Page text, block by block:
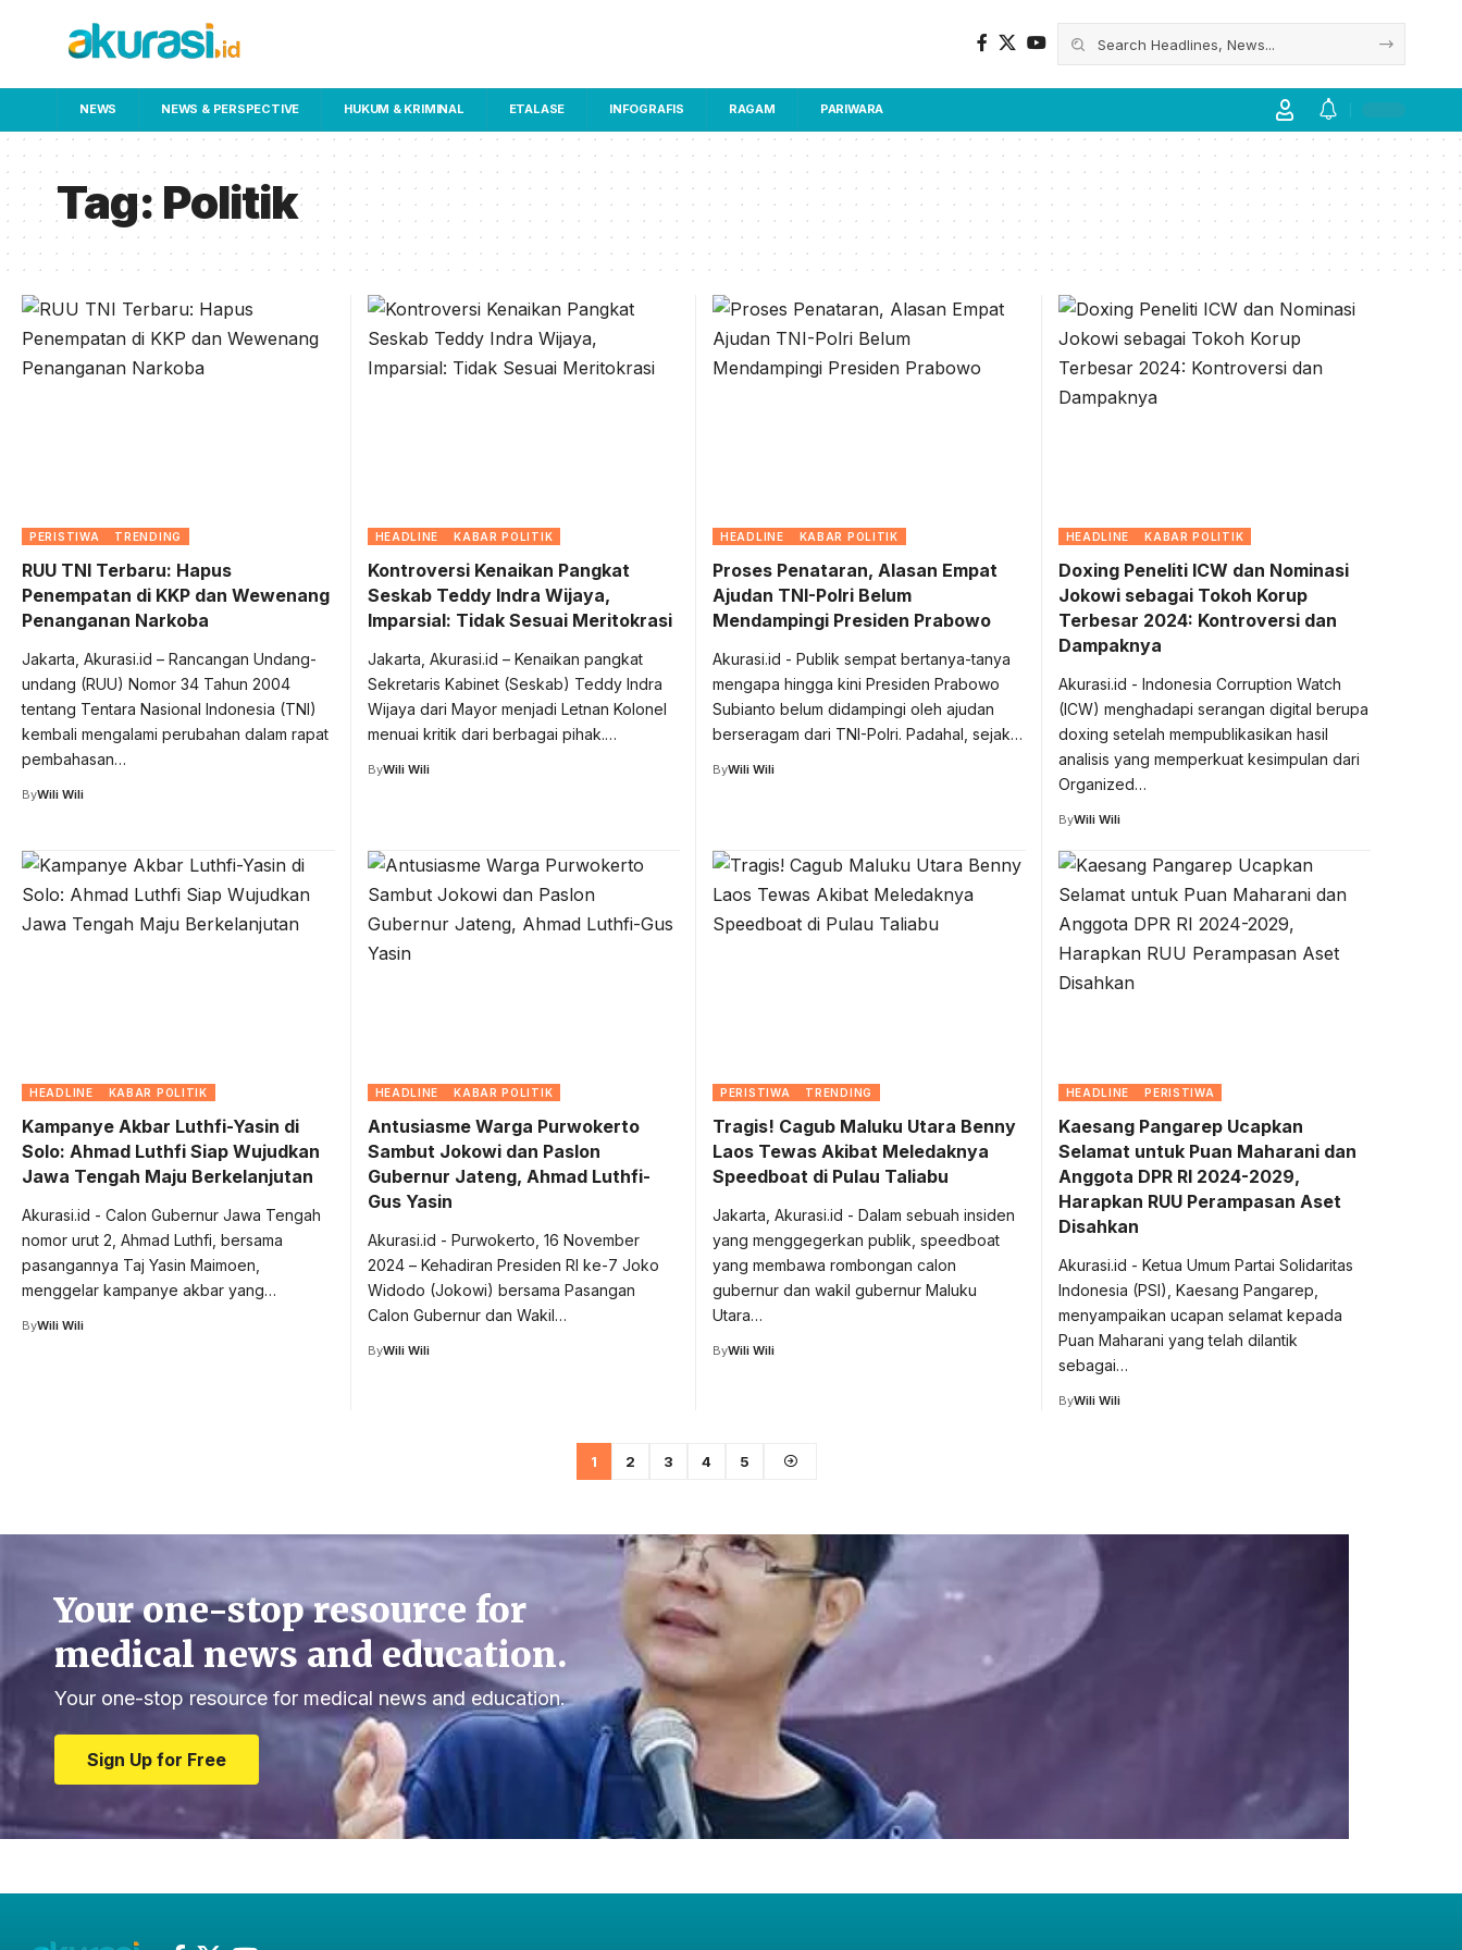
NEWS NEWS & PERSPECTIVE HUKUM & KRIMINAL ETALASE INFOGRAFIS RAGAM PARIWARA
Tag:Politik
PERISTIWA TRENDING
RUU TNI Terbaru: Hapus
Penempatan di KKP dan Wewenang
Penanganan Narkoba
Jakarta, Akurasi.id – Rancangan Undang-
undang (RUU) Nomor 34 Tahun 2004
tentang Tentara Nasional Indonesia (TNI)
kembali mengalami perubahan dalam rapat
pembahasan…
ByWili Wili
HEADLINE KABAR POLITIK
Kontroversi Kenaikan Pangkat
Seskab Teddy Indra Wijaya,
Imparsial: Tidak Sesuai Meritokrasi
Jakarta, Akurasi.id – Kenaikan pangkat
Sekretaris Kabinet (Seskab) Teddy Indra
Wijaya dari Mayor menjadi Letnan Kolonel
menuai kritik dari berbagai pihak.…
ByWili Wili
HEADLINE KABAR POLITIK
Proses Penataran, Alasan Empat
Ajudan TNI-Polri Belum
Mendampingi Presiden Prabowo
Akurasi.id - Publik sempat bertanya-tanya
mengapa hingga kini Presiden Prabowo
Subianto belum didampingi oleh ajudan
berseragam dari TNI-Polri. Padahal, sejak…
ByWili Wili
HEADLINE KABAR POLITIK
Doxing Peneliti ICW dan Nominasi
Jokowi sebagai Tokoh Korup
Terbesar 2024: Kontroversi dan
Dampaknya
Akurasi.id - Indonesia Corruption Watch
(ICW) menghadapi serangan digital berupa
doxing setelah mempublikasikan hasil
analisis yang memperkuat kesimpulan dari
Organized…
ByWili Wili
HEADLINE KABAR POLITIK
Kampanye Akbar Luthfi-Yasin di
Solo: Ahmad Luthfi Siap Wujudkan
Jawa Tengah Maju Berkelanjutan
Akurasi.id - Calon Gubernur Jawa Tengah
nomor urut 2, Ahmad Luthfi, bersama
pasangannya Taj Yasin Maimoen,
menggelar kampanye akbar yang…
ByWili Wili
HEADLINE KABAR POLITIK
Antusiasme Warga Purwokerto
Sambut Jokowi dan Paslon
Gubernur Jateng, Ahmad Luthfi-
Gus Yasin
Akurasi.id - Purwokerto, 16 November
2024 – Kehadiran Presiden RI ke-7 Joko
Widodo (Jokowi) bersama Pasangan
Calon Gubernur dan Wakil…
ByWili Wili
PERISTIWA TRENDING
Tragis! Cagub Maluku Utara Benny
Laos Tewas Akibat Meledaknya
Speedboat di Pulau Taliabu
Jakarta, Akurasi.id - Dalam sebuah insiden
yang menggegerkan publik, speedboat
yang membawa rombongan calon
gubernur dan wakil gubernur Maluku
Utara…
ByWili Wili
HEADLINE PERISTIWA
Kaesang Pangarep Ucapkan
Selamat untuk Puan Maharani dan
Anggota DPR RI 2024-2029,
Harapkan RUU Perampasan Aset
Disahkan
Akurasi.id - Ketua Umum Partai Solidaritas
Indonesia (PSI), Kaesang Pangarep,
menyampaikan ucapan selamat kepada
Puan Maharani yang telah dilantik
sebagai…
ByWili Wili
1 2 3 4 5
Your one-stop resource for
medical news and education.
Your one-stop resource for medical news and education.
Sign Up for Free